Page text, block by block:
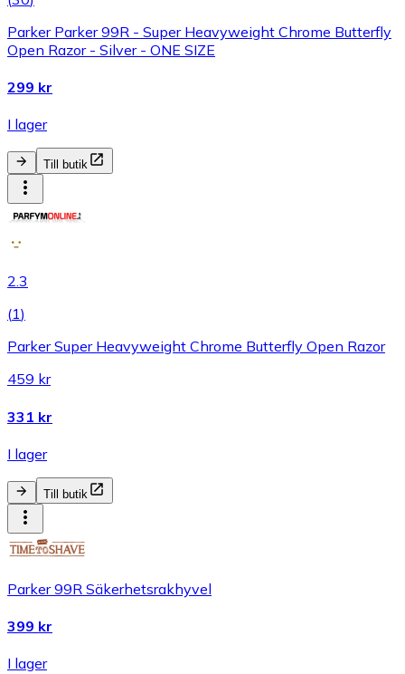
Parker Parker 99R - Super Heavyweight Chrome Butterfly
Open Razor - Silver - ONE SIZE
299 kr
I lager
Till butik
2.3
(1)
Parker Super Heavyweight Chrome Butterfly Open Razor
459 kr
331 kr
I lager
Till butik
Parker 99R Säkerhetsrakhyvel
399 kr
I lager